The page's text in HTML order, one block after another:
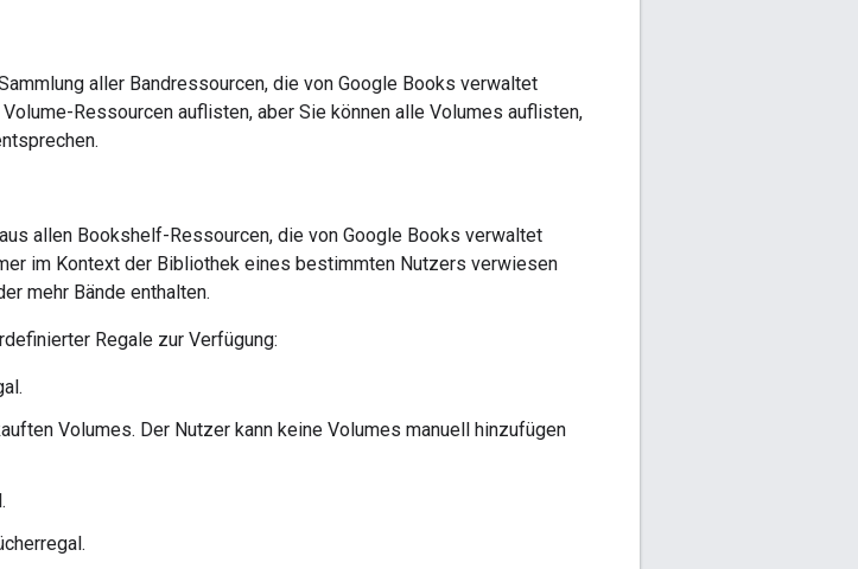
aller Bandressourcen, die von Google Books verwaltet
Ressourcen auflisten, aber Sie können alle Volumes auflisten,
allen Bookshelf-Ressourcen, die von Google Books verwaltet
im Kontext der Bibliothek eines bestimmten Nutzers verwiesen
mehr Bände enthalten.
Regale zur Verfügung:
Volumes. Der Nutzer kann keine Volumes manuell hinzufügen